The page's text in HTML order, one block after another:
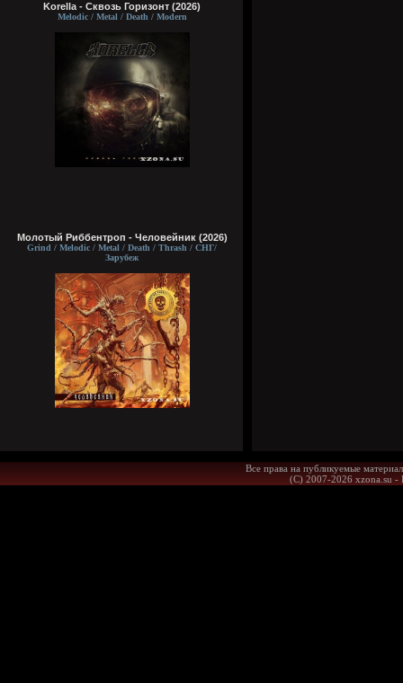
Korella - Сквозь Горизонт (2026)
Melodic / Metal / Death / Modern
Молотый Риббентроп - Человейник (2026)
Grind / Melodic / Metal / Death / Thrash / СНГ/
Зарубеж
Все права на публикуемые
(С) 2007-2026 xzona.su -